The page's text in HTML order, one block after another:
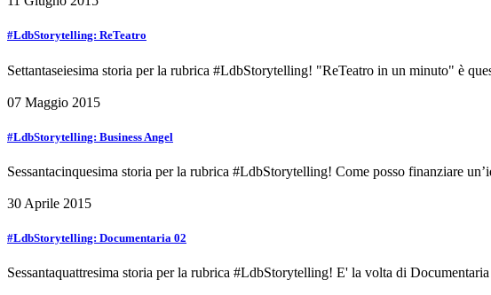
#LdbStorytelling: ReTeatro
Settantaseiesima storia per la rubrica #LdbStorytelling! "ReTeatro in un minuto" è
07 Maggio 2015
#LdbStorytelling: Business Angel
Sessantacinquesima storia per la rubrica #LdbStorytelling! Come posso finanziare
30 Aprile 2015
#LdbStorytelling: Documentaria 02
Sessantaquattresima storia per la rubrica #LdbStorytelling! E' la volta di